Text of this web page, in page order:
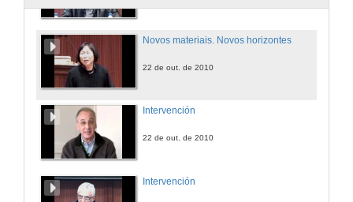
Novos materiais. Novos horizontes
22 de out. de 2010
Intervención
22 de out. de 2010
Intervención